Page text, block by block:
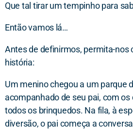
Que tal tirar um tempinho para
Então vamos lá…
Antes de definirmos, permita-nos
história:
Um menino chegou a um parque
acompanhado de seu pai, com
todos os brinquedos. Na fila, à
diversão, o pai começa a